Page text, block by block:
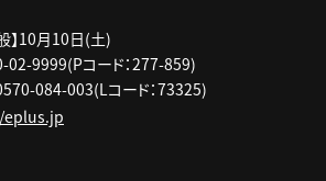
】10月10日(土)
02-9999(Pコード：277-859)
0570-084-003(Lコード：73325)